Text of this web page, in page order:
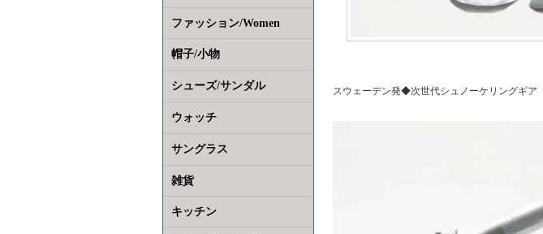
ファッション/Women
帽子/小物
シューズ/サンダル
ウォッチ
サングラス
雑貨
キッチン
スウェーデン発◆次世代シュノーケリングギア